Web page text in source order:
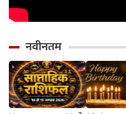
नवीनतम